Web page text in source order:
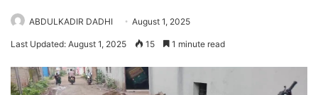
ABDULKADIR DADHI August 1, 2025
Last Updated: August 1, 2025 15 1 minute read